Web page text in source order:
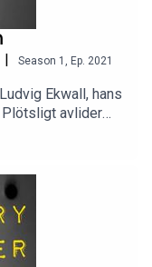
| Season 1 , Ep. 2021
Ekwall, hans
Plötsligt avlider
kraftiga
symptom, men
och
av falska
och
om